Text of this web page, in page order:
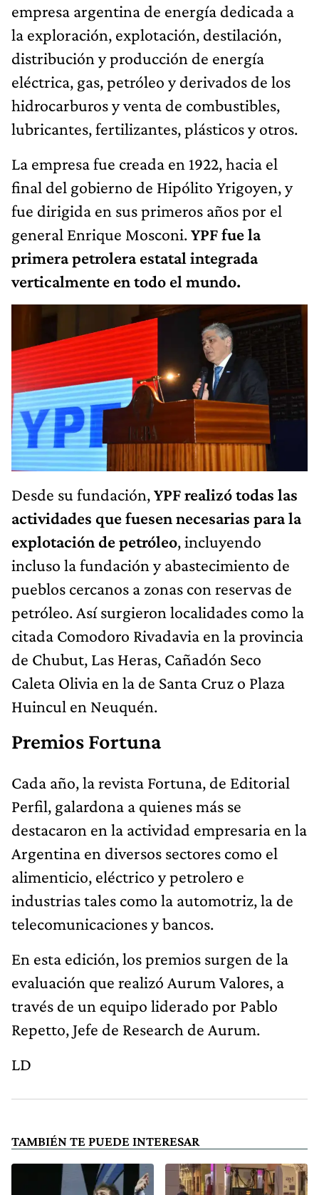
empresa argentina​ de energía dedicada a
la exploración, explotación, destilación,
distribución y producción de energía
eléctrica, gas, petróleo y derivados de los
hidrocarburos y venta de combustibles,
lubricantes, fertilizantes, plásticos y otros.
La empresa fue creada en 1922, hacia el
final del gobierno de Hipólito Yrigoyen, y
fue dirigida en sus primeros años por el
general Enrique Mosconi.YPF fue la
primera petrolera estatal integrada
verticalmente en todo el mundo.
Desde su fundación,YPF realizó todas las
actividades que fuesen necesarias para la
explotación de petróleo, incluyendo
incluso la fundación y abastecimiento de
pueblos cercanos a zonas con reservas de
petróleo. Así surgieron localidades como la
citada Comodoro Rivadavia en la provincia
de Chubut, Las Heras, Cañadón Seco
Caleta Olivia en la de Santa Cruz o Plaza
Huincul en Neuquén.
Premios Fortuna
Cada año, la revista Fortuna, de Editorial
Perfil, galardona a quienes más se
destacaron en la actividad empresaria en la
Argentina en diversos sectores como el
alimenticio, eléctrico y petrolero e
industrias tales como la automotriz, la de
telecomunicaciones y bancos.
En esta edición, los premios surgen de la
evaluación que realizó Aurum Valores, a
través de un equipo liderado por Pablo
Repetto, Jefe de Research de Aurum.
LD
TAMBIÉN TE PUEDE INTERESAR